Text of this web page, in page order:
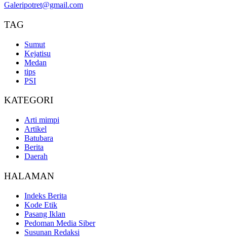
Galeripotret@gmail.com
TAG
Sumut
Kejatisu
Medan
tips
PSI
KATEGORI
Arti mimpi
Artikel
Batubara
Berita
Daerah
HALAMAN
Indeks Berita
Kode Etik
Pasang Iklan
Pedoman Media Siber
Susunan Redaksi